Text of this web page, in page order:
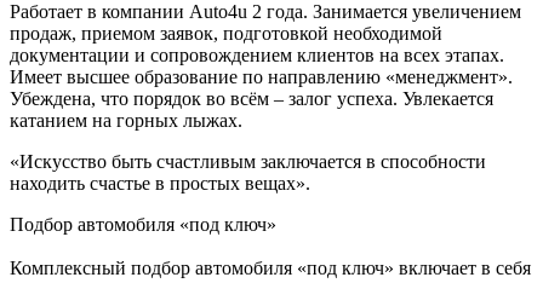
Работает в компании Auto4u 2 года. Занимается увеличением
продаж, приемом заявок, подготовкой необходимой
документации и сопровождением клиентов на всех этапах.
Имеет высшее образование по направлению «менеджмент».
Убеждена, что порядок во всём – залог успеха. Увлекается
катанием на горных лыжах.
«Искусство быть счастливым заключается в способности
находить счастье в простых вещах».
Подбор автомобиля «под ключ»
Комплексный подбор автомобиля «под ключ» включает в себя